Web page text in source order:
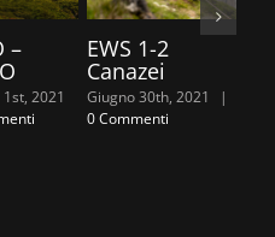
–
2021
EWS 1-2
Canazei
Giugno 30th, 2021
|
0 Commenti